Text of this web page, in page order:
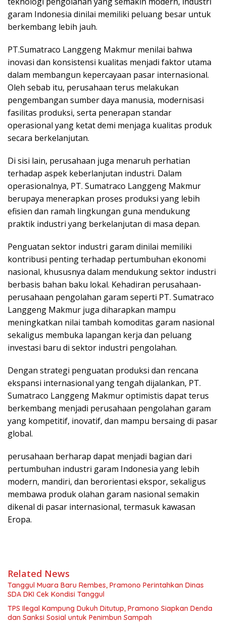
garam Indonesia dinilai memiliki peluang besar untuk
berkembang lebih jauh.
PT.Sumatraco Langgeng Makmur menilai bahwa
inovasi dan konsistensi kualitas menjadi faktor utama
dalam membangun kepercayaan pasar internasional.
Oleh sebab itu, perusahaan terus melakukan
pengembangan sumber daya manusia, modernisasi
fasilitas produksi, serta penerapan standar
operasional yang ketat demi menjaga kualitas produk
secara berkelanjutan.
Di sisi lain, perusahaan juga menaruh perhatian
terhadap aspek keberlanjutan industri. Dalam
operasionalnya, PT. Sumatraco Langgeng Makmur
berupaya menerapkan proses produksi yang lebih
efisien dan ramah lingkungan guna mendukung
praktik industri yang berkelanjutan di masa depan.
Penguatan sektor industri garam dinilai memiliki
kontribusi penting terhadap pertumbuhan ekonomi
nasional, khususnya dalam mendukung sektor industri
berbasis bahan baku lokal. Kehadiran perusahaan-
perusahaan pengolahan garam seperti PT. Sumatraco
Langgeng Makmur juga diharapkan mampu
meningkatkan nilai tambah komoditas garam nasional
sekaligus membuka lapangan kerja dan peluang
investasi baru di sektor industri pengolahan.
Dengan strategi penguatan produksi dan rencana
ekspansi internasional yang tengah dijalankan, PT.
Sumatraco Langgeng Makmur optimistis dapat terus
berkembang menjadi perusahaan pengolahan garam
yang kompetitif, inovatif, dan mampu bersaing di pasar
global.
perusahaan berharap dapat menjadi bagian dari
pertumbuhan industri garam Indonesia yang lebih
modern, mandiri, dan berorientasi ekspor, sekaligus
membawa produk olahan garam nasional semakin
dikenal di pasar internasional, termasuk kawasan
Eropa.
Related News
Tanggul Muara Baru Rembes, Pramono Perintahkan Dinas
SDA DKI Cek Kondisi Tanggul
TPS Ilegal Kampung Dukuh Ditutup, Pramono Siapkan Denda
dan Sanksi Sosial untuk Penimbun Sampah